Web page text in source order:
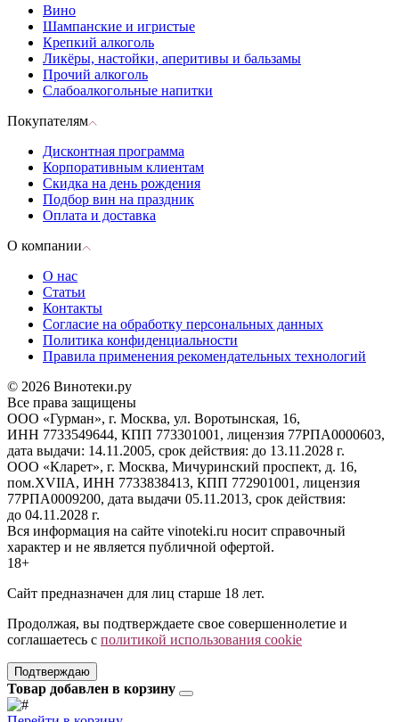
Вино
Шампанские и игристые
Крепкий алкоголь
Ликёры, настойки, аперитивы и бальзамы
Прочий алкоголь
Слабоалкогольные напитки
Покупателям
Дисконтная программа
Корпоративным клиентам
Скидка на день рождения
Подбор вин на праздник
Оплата и доставка
О компании
О нас
Статьи
Контакты
Согласие на обработку персональных данных
Политика конфиденциальности
Правила применения рекомендательных технологий
© 2026 Винотеки.ру
Все права защищены
ООО «Гурман», г. Москва, ул. Воротынская, 16,
ИНН 7733549644, КПП 773301001, лицензия 77РПА0000603,
дата выдачи: 14.11.2005, срок действия: до 13.11.2028 г.
ООО «Кларет», г. Москва, Мичуринский проспект, д. 16,
пом.XVIIA, ИНН 7733838413, КПП 772901001, лицензия
77РПА0009200, дата выдачи 05.11.2013, срок действия:
до 04.11.2028 г.
Вся информация на сайте vinoteki.ru носит справочный
характер и не является публичной офертой.
18+
Сайт предназначен для лиц старше 18 лет.
Продолжая, вы подтверждаете свое совершеннолетие и
соглашаетесь с политикой использования cookie
Подтверждаю
Товар добавлен в корзину